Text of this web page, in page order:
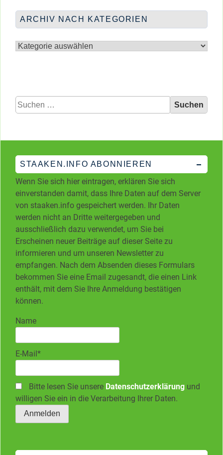
ARCHIV NACH KATEGORIEN
nach
Suchen
nach:
STAAKEN.INFO ABONNIEREN
Wenn Sie sich hier eintragen, erklären Sie sich
einverstanden damit, dass Ihre Daten auf dem Server
von staaken.info gespeichert werden. Ihr Daten
werden nicht an Dritte weitergegeben und
ausschließlich dazu verwendet, um Sie bei
Erscheinen neuer Beiträge auf dieser Seite zu
informieren und um unseren Newsletter zu
empfangen. Nach dem Absenden dieses Formulars
bekommen Sie eine Email zugesandt, die einen Link
enthält, mit dem Sie Ihre Anmeldung bestätigen
können.
Name
E-Mail*
Bitte lesen Sie unsere Datenschutzerklärung und
willigen Sie ein in die Verarbeitung Ihrer Daten.